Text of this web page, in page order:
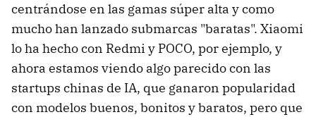
centrándose en las gamas súper alta y como
mucho han lanzado submarcas "baratas". Xiaomi
lo ha hecho con Redmi y POCO, por ejemplo, y
ahora estamos viendo algo parecido con las
startups chinas de IA, que ganaron popularidad
con modelos buenos, bonitos y baratos, pero que